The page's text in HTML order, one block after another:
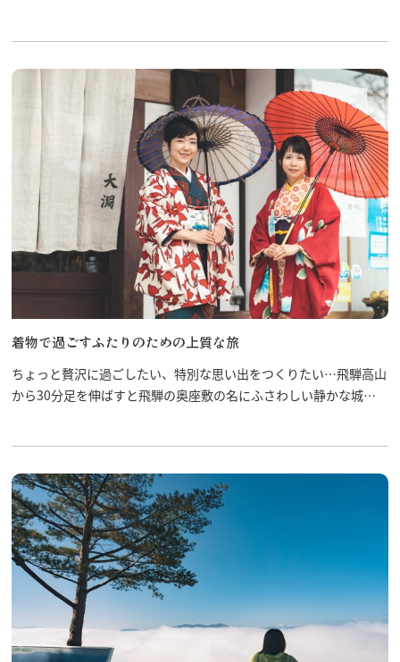
着物で過ごすふたりのための上質な旅
ちょっと贅沢に過ごしたい、特別な思い出をつくりたい…飛騨高山
から30分足を伸ばすと飛騨の奥座敷の名にふさわしい静かな城下